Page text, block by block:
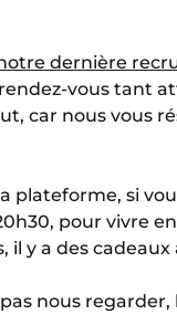
dernière
vous tant
car nous vous
si
pour vivre
y a des
nous